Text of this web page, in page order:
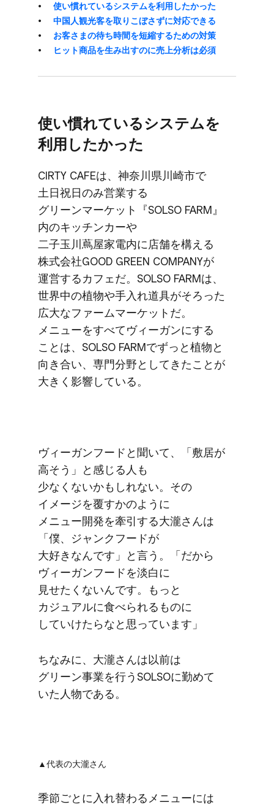
使い​慣れている​システムを​利用したかった
中国人観光客を​取り​こぼさずに​対応できる
お客さまの​待ち時間を​短縮する​ための​対策
ヒット商品を​生み出すのに​売上分析は​必須
使い​慣れている​システムを​
利用したかった
CIRTY CAFEは、​神奈川県川崎市で​
土日祝日のみ​営業する​
グリーンマーケット『SOLSO FARM』
内の​キッチンカーや​
二子玉川蔦屋家電内に​店舗を​構える​
株式会社GOOD GREEN COMPANYが​
運営する​カフェだ。​SOLSO FARMは、​
世界中の​植物や​手入れ道具が​そろった​
広大な​ファームマーケットだ。​
メニューを​すべて​ヴィーガンに​する​
ことは、​SOLSO FARMで​ずっと​植物と​
向き合い、​専門分野と​してきたことが​
大きく​影響している。
ヴィーガンフードと​聞いて、​「敷居が​
高そう」と​感じる​人も​
少なくないかもしれない。​その​
イメージを​覆すかのように​
メニュー開発を​牽引する​大瀧さんは​
「僕、​ジャンクフードが​
大好きなんです」と​言う。​「だから​
ヴィーガンフードを​淡白に​
見せたくないんです。​もっと​
カジュアルに​食べられる​ものに​
していけたらなと​思っています」
ちなみに、​大瀧さんは​以前は​
グリーン事業を​行う​SOLSOに​勤めて​
いた​人物である。
▲代表の​大瀧さん
季節ごとに​入れ替わる​メニューには​